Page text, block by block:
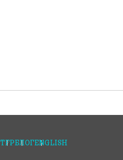
TFPБЛОГENGLISH